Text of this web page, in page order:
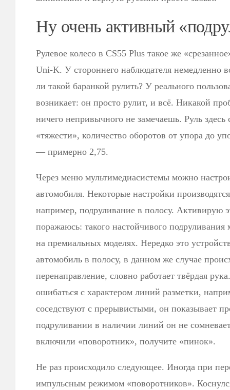
Ну очень активный
Рулевое колесо в CS55 Plus такое же
Uni-K. У стороннего наблюдателя немедленно
ли такой баранкой рулить? У реального
возникает: он просто рулит, и всё. Никакой
ничего непривычного не замечаешь. Руль здесь
«тяжести», количество оборотов от упора до
— примерно 2,75.
Через меню мультимедиасистемы можно
автомобиля. Некоторые настройки
например, подруливание в полосу. Активирую
поражаюсь: такого настойчивого
на премиальных моделях. Нередко это
автомобиль в полосу, в данном же случае
перенаправление, словно работает твёрдая
ошибаться с характером линий разметки,
соседствуют с прерывистыми, он показывает
подруливании в наличии линий он не
включили «поворотник», получите «пинок».
Не раз происходило следующее. Иногда при
импульсным режимом «поворотников».